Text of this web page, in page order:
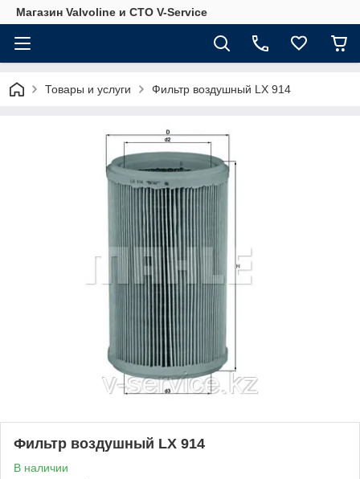
Магазин Valvoline и СТО V-Service
Товары и услуги Фильтр воздушный LX 914
Фильтр воздушный LX 914
В наличии